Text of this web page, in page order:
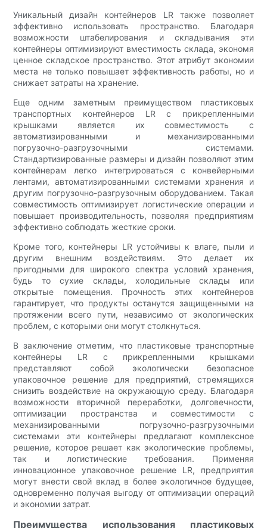
Уникальный дизайн контейнеров LR также позволяет
эффективно использовать пространство. Благодаря
возможности штабелирования и складывания эти
контейнеры оптимизируют вместимость склада, экономя
ценное складское пространство. Этот атрибут экономии
места не только повышает эффективность работы, но и
снижает затраты на хранение.
Еще одним заметным преимуществом пластиковых
транспортных контейнеров LR с прикрепленными
крышками является их совместимость с
автоматизированными и механизированными
погрузочно-разгрузочными системами.
Стандартизированные размеры и дизайн позволяют этим
контейнерам легко интегрироваться с конвейерными
лентами, автоматизированными системами хранения и
другим погрузочно-разгрузочным оборудованием. Такая
совместимость оптимизирует логистические операции и
повышает производительность, позволяя предприятиям
эффективно соблюдать жесткие сроки.
Кроме того, контейнеры LR устойчивы к влаге, пыли и
другим внешним воздействиям. Это делает их
пригодными для широкого спектра условий хранения,
будь то сухие склады, холодильные склады или
открытые помещения. Прочность этих контейнеров
гарантирует, что продукты останутся защищенными на
протяжении всего пути, независимо от экологических
проблем, с которыми они могут столкнуться.
В заключение отметим, что пластиковые транспортные
контейнеры LR с прикрепленными крышками
представляют собой экологически безопасное
упаковочное решение для предприятий, стремящихся
снизить воздействие на окружающую среду. Благодаря
возможности вторичной переработки, долговечности,
оптимизации пространства и совместимости с
механизированными погрузочно-разгрузочными
системами эти контейнеры предлагают комплексное
решение, которое решает как экологические проблемы,
так и логистические требования. Применяя
инновационное упаковочное решение LR, предприятия
могут внести свой вклад в более экологичное будущее,
одновременно получая выгоду от оптимизации операций
и экономии затрат.
Преимущества использования пластиковых